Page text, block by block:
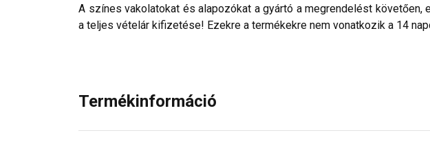
A színes vakolatokat és alapozókat a gyártó a megrendelést
a teljes vételár kifizetése! Ezekre a termékekre nem vonatkozik a 14
Termékinformáció